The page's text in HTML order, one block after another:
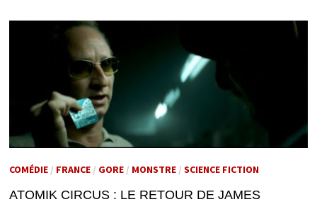
COMÉDIE/ FRANCE/ GORE/ MONSTRE/ SCIENCE FICTION
ATOMIK CIRCUS : LE RETOUR DE JAMES